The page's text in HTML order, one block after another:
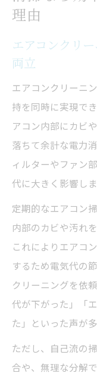
理由
エアコンクリ
両立
エアコンクリーニ
持を同時に実現で
アコン内部にカビ
落ちて余計な電力
ィルターやファン
代に大きく影響しま
定期的なエアコン
内部のカビや汚れ
これによりエアコ
するため電気代の
クリーニングを依
代が下がった」「
た」といった声が
ただし、自己流の
合や、無理な分解